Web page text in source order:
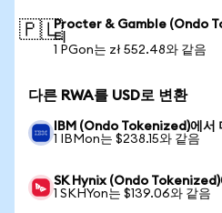
🇵🇱Procter & Gamble (Ondo
티
1 PGon는 zł 552.48와 같음
다른 RWA를 USD로 변환
IBM (Ondo Tokenized)에서
1 IBMon는 $238.15와 같음
SK Hynix (Ondo Tokenized)
1 SKHYon는 $139.06와 같음